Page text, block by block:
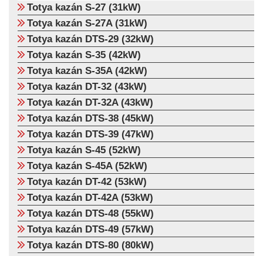
Totya kazán S-27 (31kW)
Totya kazán S-27A (31kW)
Totya kazán DTS-29 (32kW)
Totya kazán S-35 (42kW)
Totya kazán S-35A (42kW)
Totya kazán DT-32 (43kW)
Totya kazán DT-32A (43kW)
Totya kazán DTS-38 (45kW)
Totya kazán DTS-39 (47kW)
Totya kazán S-45 (52kW)
Totya kazán S-45A (52kW)
Totya kazán DT-42 (53kW)
Totya kazán DT-42A (53kW)
Totya kazán DTS-48 (55kW)
Totya kazán DTS-49 (57kW)
Totya kazán DTS-80 (80kW)